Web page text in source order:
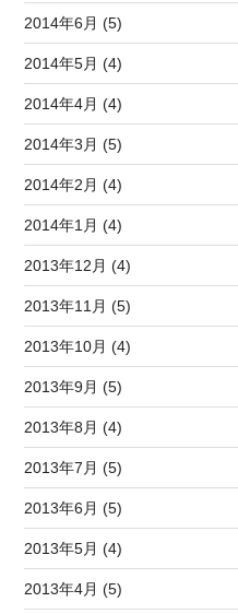
2014年6月 (5)
2014年5月 (4)
2014年4月 (4)
2014年3月 (5)
2014年2月 (4)
2014年1月 (4)
2013年12月 (4)
2013年11月 (5)
2013年10月 (4)
2013年9月 (5)
2013年8月 (4)
2013年7月 (5)
2013年6月 (5)
2013年5月 (4)
2013年4月 (5)